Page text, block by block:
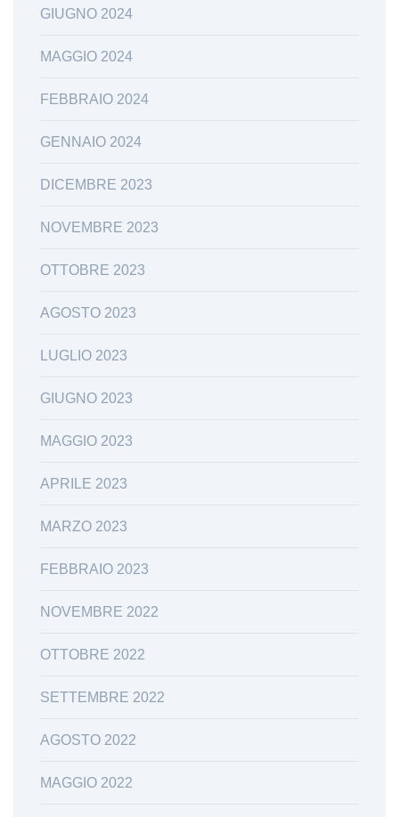
GIUGNO 2024
MAGGIO 2024
FEBBRAIO 2024
GENNAIO 2024
DICEMBRE 2023
NOVEMBRE 2023
OTTOBRE 2023
AGOSTO 2023
LUGLIO 2023
GIUGNO 2023
MAGGIO 2023
APRILE 2023
MARZO 2023
FEBBRAIO 2023
NOVEMBRE 2022
OTTOBRE 2022
SETTEMBRE 2022
AGOSTO 2022
MAGGIO 2022